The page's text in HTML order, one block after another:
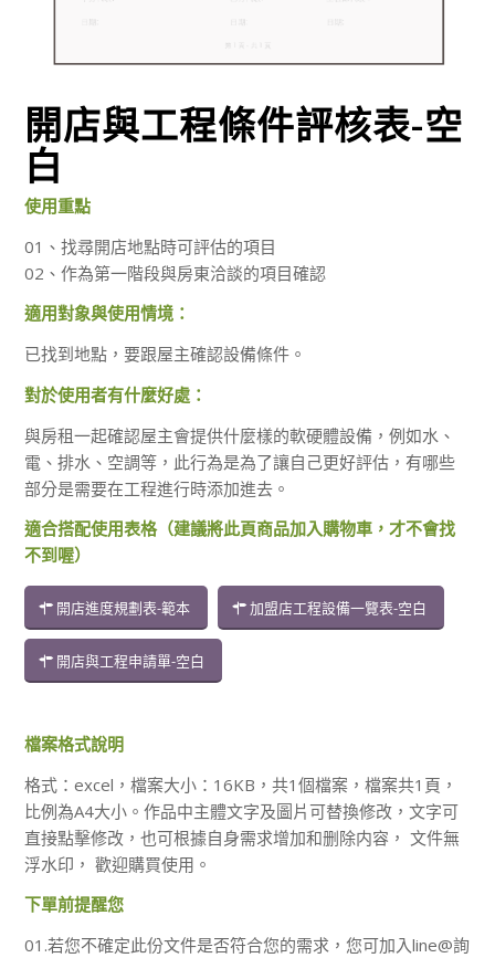
開店與工程條件評核表-空
白
使用重點
01、找尋開店地點時可評估的項目
02、作為第一階段與房東洽談的項目確認
適用對象與使用情境：
已找到地點，要跟屋主確認設備條件。
對於使用者有什麼好處：
與房租一起確認屋主會提供什麼樣的軟硬體設備，例如水、
電、排水、空調等，此行為是為了讓自己更好評估，有哪些
部分是需要在工程進行時添加進去。
適合搭配使用表格（建議將此頁商品加入購物車，才不會找
不到喔）
開店進度規劃表-範本 加盟店工程設備一覽表-空白
開店與工程申請單-空白
檔案格式說明
格式：excel，檔案大小：16KB，共1個檔案，檔案共1頁，
比例為A4大小。作品中主體文字及圖片可替換修改，文字可
直接點擊修改，也可根據自身需求增加和删除内容， 文件無
浮水印， 歡迎購買使用。
下單前提醒您
01.若您不確定此份文件是否符合您的需求，您可加入line@詢